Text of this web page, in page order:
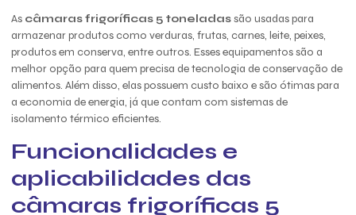
As câmaras frigoríficas 5 toneladassão usadas para
armazenar produtos como verduras, frutas, carnes, leite, peixes,
produtos em conserva, entre outros. Esses equipamentos são a
melhor opção para quem precisa de tecnologia de conservação de
alimentos. Além disso, elas possuem custo baixo e são ótimas para
a economia de energia, já que contam com sistemas de
isolamento térmico eficientes.
Funcionalidades e
aplicabilidades das
câmaras frigoríficas 5